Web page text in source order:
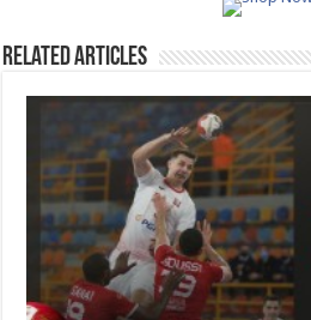
Related Articles